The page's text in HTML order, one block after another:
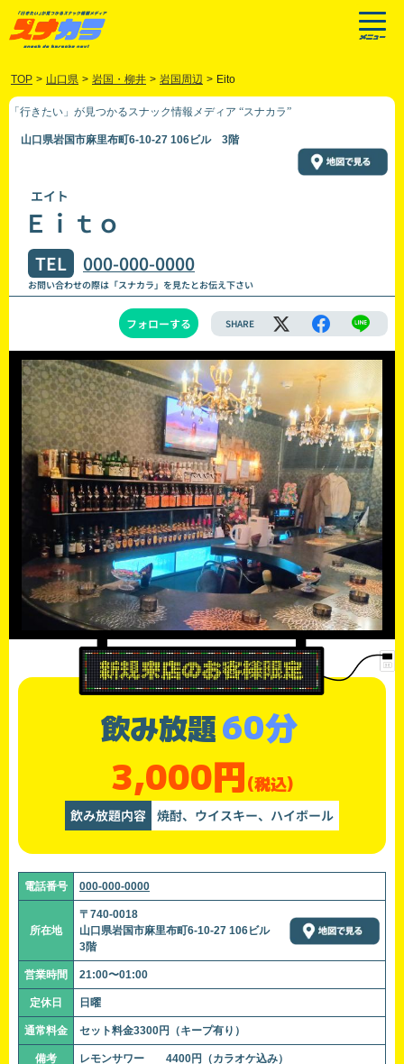
TOP > 山口県 > 岩国・柳井 > 岩国周辺 > Eito
「行きたい」が見つかるスナック情報メディア “スナカラ”
山口県岩国市麻里布町6-10-27 106ビル 3階
エイト
Ｅｉｔｏ
TEL 000-000-0000
お問い合わせの際は「スナカラ」を見たとお伝え下さい
フォローする SHARE
飲み放題60分
3,000円(税込)
飲み放題内容 焼酎、ウイスキー、ハイボール
電話番号 000-000-0000
所在地
〒740-0018
山口県岩国市麻里布町6-10-27 106ビル
3階
営業時間 21:00〜01:00
定休日 日曜
通常料金 セット料金3300円（キープ有り）
備考 レモンサワー 4400円（カラオケ込み）